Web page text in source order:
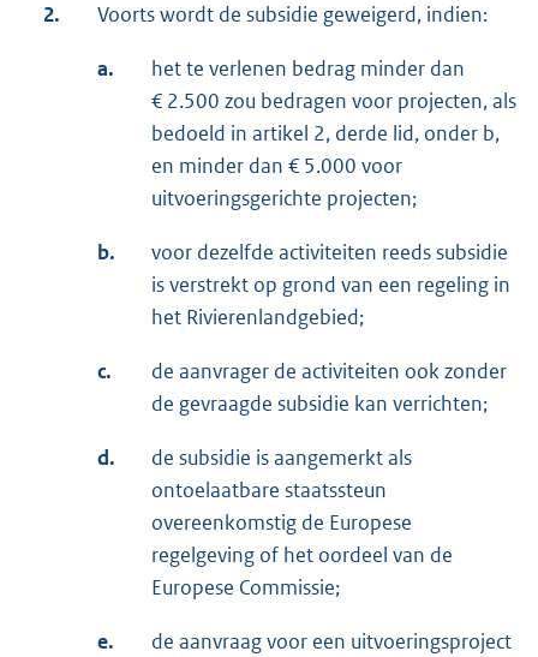
2. Voorts wordt de subsidie geweigerd, indien:
a.
het te verlenen bedrag minder dan
€ 2.500 zou bedragen voor projecten, als
bedoeld in artikel 2, derde lid, onder b,
en minder dan € 5.000 voor
uitvoeringsgerichte projecten;
b.
voor dezelfde activiteiten reeds subsidie
is verstrekt op grond van een regeling in
het Rivierenlandgebied;
c.
de aanvrager de activiteiten ook zonder
de gevraagde subsidie kan verrichten;
d.
de subsidie is aangemerkt als
ontoelaatbare staatssteun
overeenkomstig de Europese
regelgeving of het oordeel van de
Europese Commissie;
e.
de aanvraag voor een uitvoeringsproject